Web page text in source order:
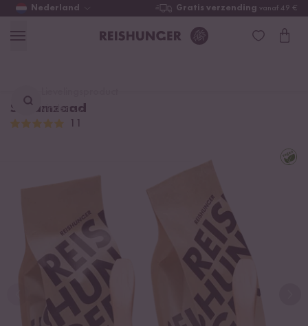
Nederland Gratis verzending vanaf 49 €
vinden ...
Sesamzaad